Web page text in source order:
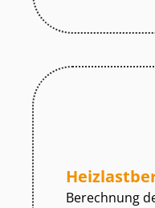
Berechnung